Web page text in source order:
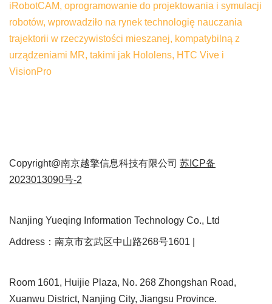
iRobotCAM, oprogramowanie do projektowania i symulacji
robotów, wprowadziło na rynek technologię nauczania
trajektorii w rzeczywistości mieszanej, kompatybilną z
urządzeniami MR, takimi jak Hololens, HTC Vive i
VisionPro
Copyright@南京越擎信息科技有限公司 苏ICP备
2023013090号-2
Nanjing Yueqing Information Technology Co., Ltd
Address：南京市玄武区中山路268号1601 |
Room 1601, Huijie Plaza, No. 268 Zhongshan Road,
Xuanwu District, Nanjing City, Jiangsu Province.